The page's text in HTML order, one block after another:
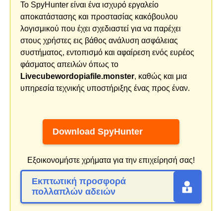
Το SpyHunter είναι ένα ισχυρό εργαλείο
αποκατάστασης και προστασίας κακόβουλου
λογισμικού που έχει σχεδιαστεί για να παρέχει
στους χρήστες εις βάθος ανάλυση ασφάλειας
συστήματος, εντοπισμό και αφαίρεση ενός ευρέος
φάσματος απειλών όπως το
Livecubewordopiafile.monster, καθώς και μια
υπηρεσία τεχνικής υποστήριξης ένας προς έναν.
Download SpyHunter
Εξοικονομήστε χρήματα για την επιχείρησή σας!
Εκπτωτική προσφορά
πολλαπλών αδειών